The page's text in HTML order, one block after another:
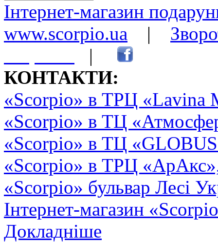
Інтернет-магазин
www.scorpio.ua |
|
КОНТАКТИ:
«Scorpio» в ТРЦ «Lavina
«Scorpio» в ТЦ
«Scorpio» в ТЦ
«Scorpio» в ТРЦ
«Scorpio» бульвар Лесі
Інтернет-магазин
Докладніше